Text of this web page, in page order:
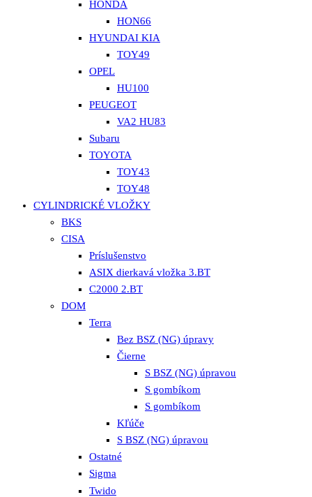
HONDA
HON66
HYUNDAI KIA
TOY49
OPEL
HU100
PEUGEOT
VA2 HU83
Subaru
TOYOTA
TOY43
TOY48
CYLINDRICKÉ VLOŽKY
BKS
CISA
Príslušenstvo
ASIX dierkavá vložka 3.BT
C2000 2.BT
DOM
Terra
Bez BSZ (NG) úpravy
Čierne
S BSZ (NG) úpravou
S gombíkom
S gombíkom
Kľúče
S BSZ (NG) úpravou
Ostatné
Sigma
Twido